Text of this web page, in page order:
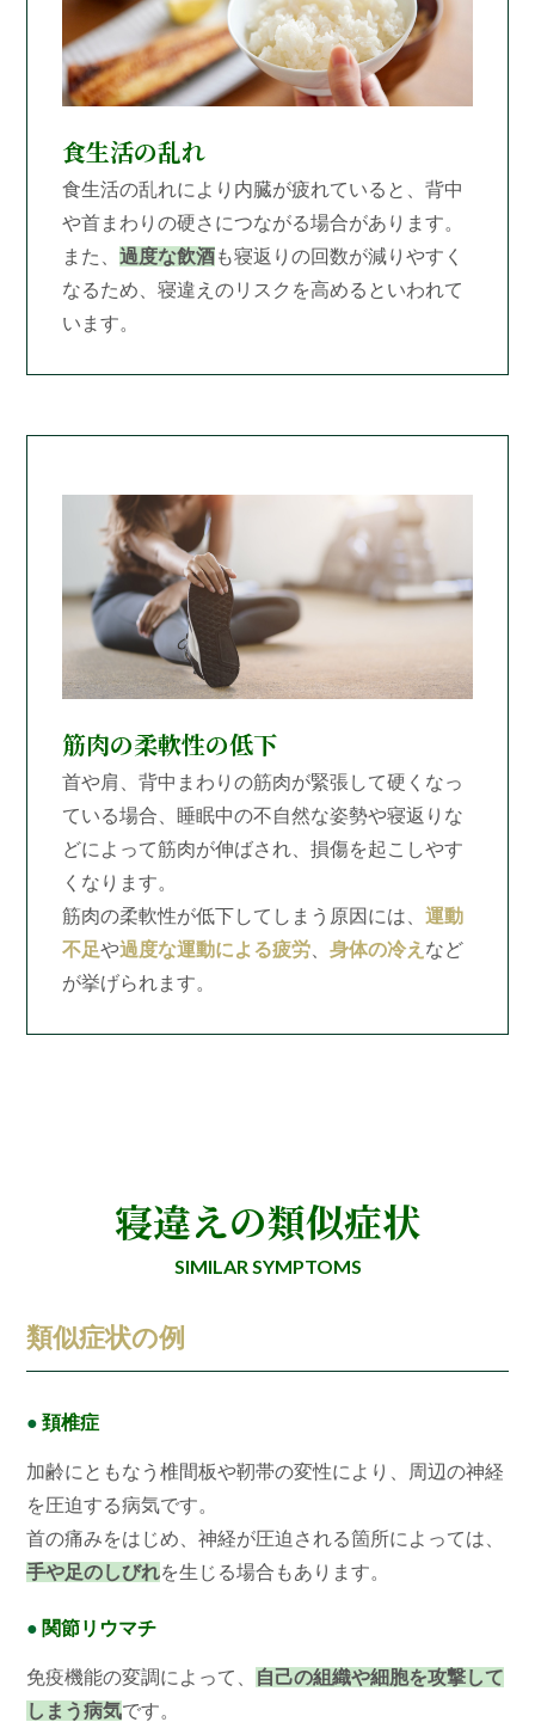
食生活の乱れ
食生活の乱れにより内臓が疲れていると、背中
や首まわりの硬さにつながる場合があります。
また、 過度な飲酒も寝返りの回数が減りやすく
なるため、寝違えのリスクを高めるといわれて
います。
筋肉の柔軟性の低下
首や肩、背中まわりの筋肉が緊張して硬くなっ
ている場合、睡眠中の不自然な姿勢や寝返りな
どによって筋肉が伸ばされ、損傷を起こしやす
くなります。
筋肉の柔軟性が低下してしまう原因には、 運動
不足や過度な運動による疲労、 身体の冷え など
が挙げられます。
寝違えの類似症状
SIMILAR SYMPTOMS
類似症状の例
● 頚椎症
加齢にともなう椎間板や靭帯の変性により、周辺の神経
を圧迫する病気です。
首の痛みをはじめ、神経が圧迫される箇所によっては、
手や足のしびれを生じる場合もあります。
● 関節リウマチ
免疫機能の変調によって、 自己の組織や細胞を攻撃して
しまう病気です。